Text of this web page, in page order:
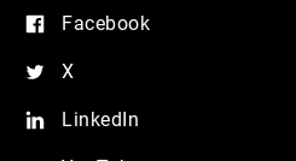
Facebook
X
LinkedIn